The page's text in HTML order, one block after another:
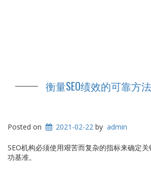
衡量SEO绩效的可靠方
Posted on 2021-02-22 by admin
SEO机构必须使用艰苦而复杂的指标来确定
功基准。